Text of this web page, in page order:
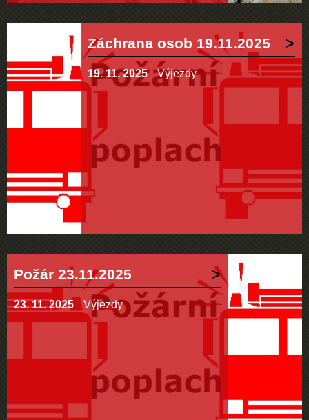
Záchrana osob 19.11.2025
19. 11. 2025 Výjezdy
Požár 23.11.2025
23. 11. 2025 Výjezdy